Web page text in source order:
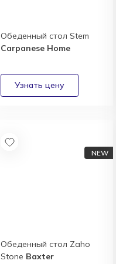
Обеденный стол Stem
Carpanese Home
Обеденный стол Zaho
Stone Baxter